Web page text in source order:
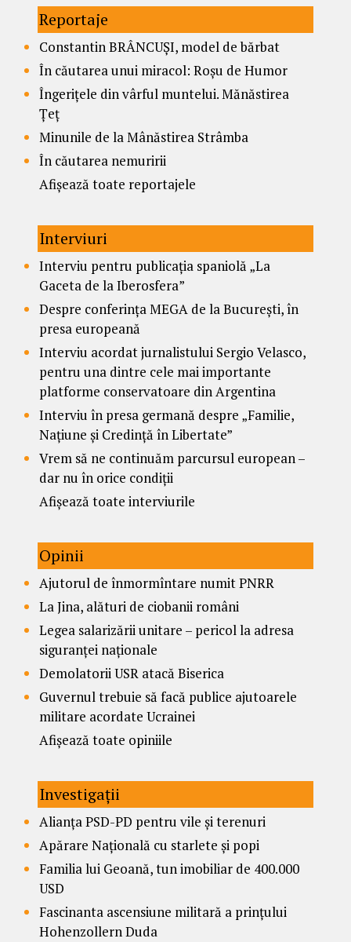
Reportaje
Constantin BRÂNCUȘI, model de bărbat
În căutarea unui miracol: Roșu de Humor
Îngerițele din vârful muntelui. Mănăstirea
Țeț
Minunile de la Mânăstirea Strâmba
În căutarea nemuririi
Afișează toate reportajele
Interviuri
Interviu pentru publicația spaniolă „La
Gaceta de la Iberosfera”
Despre conferința MEGA de la București, în
presa europeană
Interviu acordat jurnalistului Sergio Velasco,
pentru una dintre cele mai importante
platforme conservatoare din Argentina
Interviu în presa germană despre „Familie,
Națiune și Credință în Libertate”
Vrem să ne continuăm parcursul european –
dar nu în orice condiții
Afișează toate interviurile
Opinii
Ajutorul de înmormîntare numit PNRR
La Jina, alături de ciobanii români
Legea salarizării unitare – pericol la adresa
siguranței naționale
Demolatorii USR atacă Biserica
Guvernul trebuie să facă publice ajutoarele
militare acordate Ucrainei
Afișează toate opiniile
Investigații
Alianța PSD-PD pentru vile și terenuri
Apărare Națională cu starlete și popi
Familia lui Geoană, tun imobiliar de 400.000
USD
Fascinanta ascensiune militară a prințului
Hohenzollern Duda